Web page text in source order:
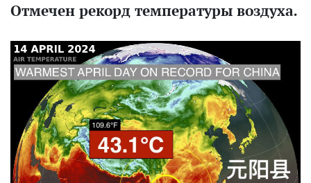
Отмечен рекорд температуры воздуха.